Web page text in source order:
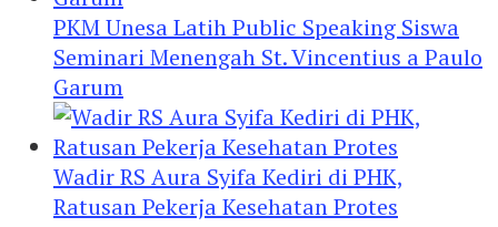
PKM Unesa Latih Public Speaking Siswa
Seminari Menengah St. Vincentius a Paulo
Garum
Wadir RS Aura Syifa Kediri di PHK,
Ratusan Pekerja Kesehatan Protes